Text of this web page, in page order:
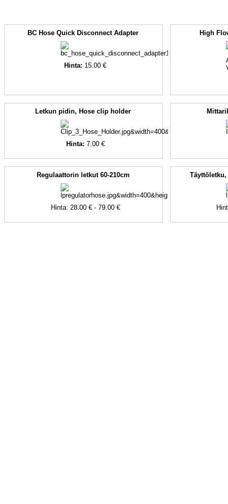
BC Hose Quick Disconnect Adapter
Hinta: 15.00 €
High
Letkun pidin, Hose clip holder
Hinta: 7.00 €
Regulaattorin letkut 60-210cm
Hinta: 28.00 € - 79.00 €